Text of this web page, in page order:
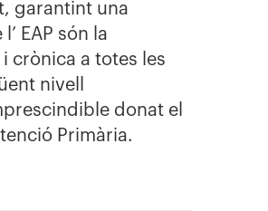
garantint una
EAP són la
crònica a totes les
nivell
donat el
Primària.